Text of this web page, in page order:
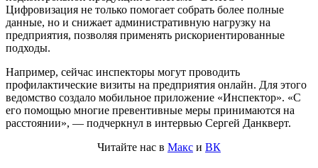
Цифровизация не только помогает собрать более полные
данные, но и снижает административную нагрузку на
предприятия, позволяя применять рискориентированные
подходы.
Например, сейчас инспекторы могут проводить
профилактические визиты на предприятия онлайн. Для этого
ведомство создало мобильное приложение «Инспектор». «С
его помощью многие превентивные меры принимаются на
расстоянии», — подчеркнул в интервью Сергей Данкверт.
Читайте нас в Макс и ВК